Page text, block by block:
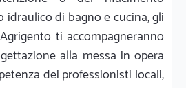
di bagno e cucina, gli
ti accompagneranno
alla messa in opera
dei professionisti locali,